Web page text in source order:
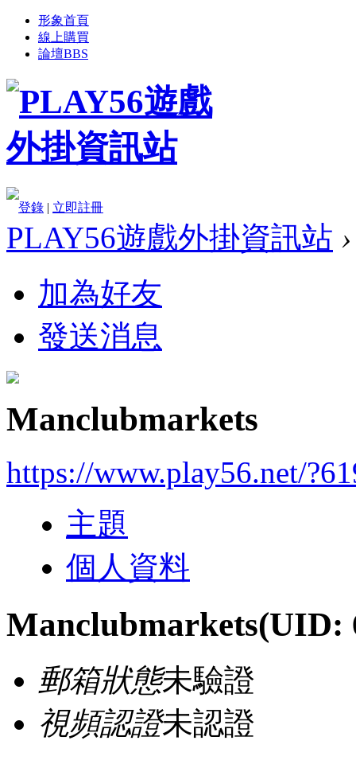
形象首頁
線上購買
論壇BBS
登錄 | 立即註冊
PLAY56遊戲外掛資訊站 ›
加為好友
發送消息
Manclubmarkets
https://www.play56.net/
主題
個人資料
Manclubmarkets(UID:
郵箱狀態未驗證
視頻認證未認證